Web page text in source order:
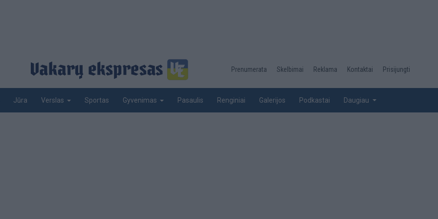
Desktop
top
Prenumerata Skelbimai Reklama Kontaktai Prisijungti
Jūra Verslas Sportas Gyvenimas Pasaulis Renginiai Galerijos Podkastai Daugiau